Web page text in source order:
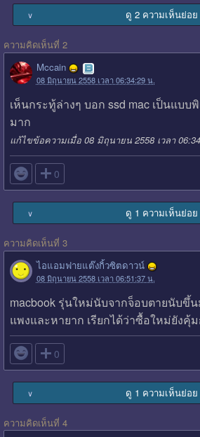
∨ ดู 2 ความเห็นย่อย
ความคิดเห็นที่ 2
Mccain
08 มิถุนายน 2558 เวลา 06:34:29 น.
เห็นกระทู้ล่างๆ บอก ssd mac เป็นแบบ
มาก
แก้ไขข้อความเมื่อ 08 มิถุนายน 2558 เวลา
 0
∨ ดู 1 ความเห็นย่อย
ความคิดเห็นที่ 3
ไอแอมฟายแต๊งกิ้วซิตดาวน์
08 มิถุนายน 2558 เวลา 06:51:37 น.
macbook รุ่นใหม่นับจากจ็อบตายนับขึ้
แพงและหายาก เรียกได้ว่าซื้อใหม่ยังคุ้
 0
∨ ดู 1 ความเห็นย่อย
ความคิดเห็นที่ 4